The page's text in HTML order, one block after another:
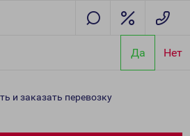
Да Нет
и заказать перевозку